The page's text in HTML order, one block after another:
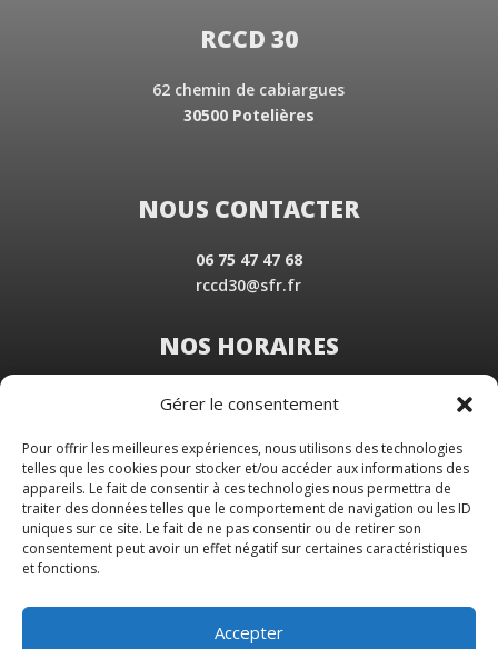
Gérer le consentement
Pour offrir les meilleures expériences, nous utilisons des technologies
telles que les cookies pour stocker et/ou accéder aux informations des
appareils. Le fait de consentir à ces technologies nous permettra de
traiter des données telles que le comportement de navigation ou les ID
uniques sur ce site. Le fait de ne pas consentir ou de retirer son
consentement peut avoir un effet négatif sur certaines caractéristiques
et fonctions.
Accepter
RCCD 30
62 chemin de cabiargues
30500 Potelières
NOUS CONTACTER
06 75 47 47 68
rccd30@sfr.fr
NOS HORAIRES
Du Lundi au Vendredi
Samedi sur rendez-vous